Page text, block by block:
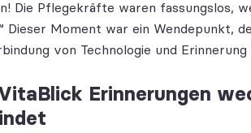
Die Pflegekräfte waren fassungslos,
Dieser Moment war ein Wendepunkt,
von Technologie und
Erinnerungen